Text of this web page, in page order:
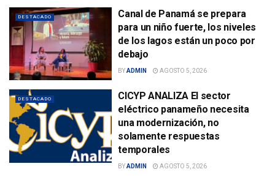
DESTACADO
Canal de Panamá se prepara
para un niño fuerte, los niveles
de los lagos están un poco por
debajo
BYADMIN AGOSTO 5, 2026
DESTACADO
CICYP ANALIZA El sector
eléctrico panameño necesita
una modernización, no
solamente respuestas
temporales
BYADMIN AGOSTO 5, 2026